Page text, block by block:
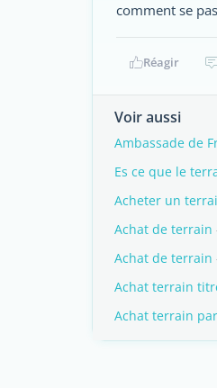
comment se
Réagir
Voir aussi
Ambassade de
Es ce que le
Acheter un
Achat de terrain
Achat de terrain
Achat terrain
Achat terrain